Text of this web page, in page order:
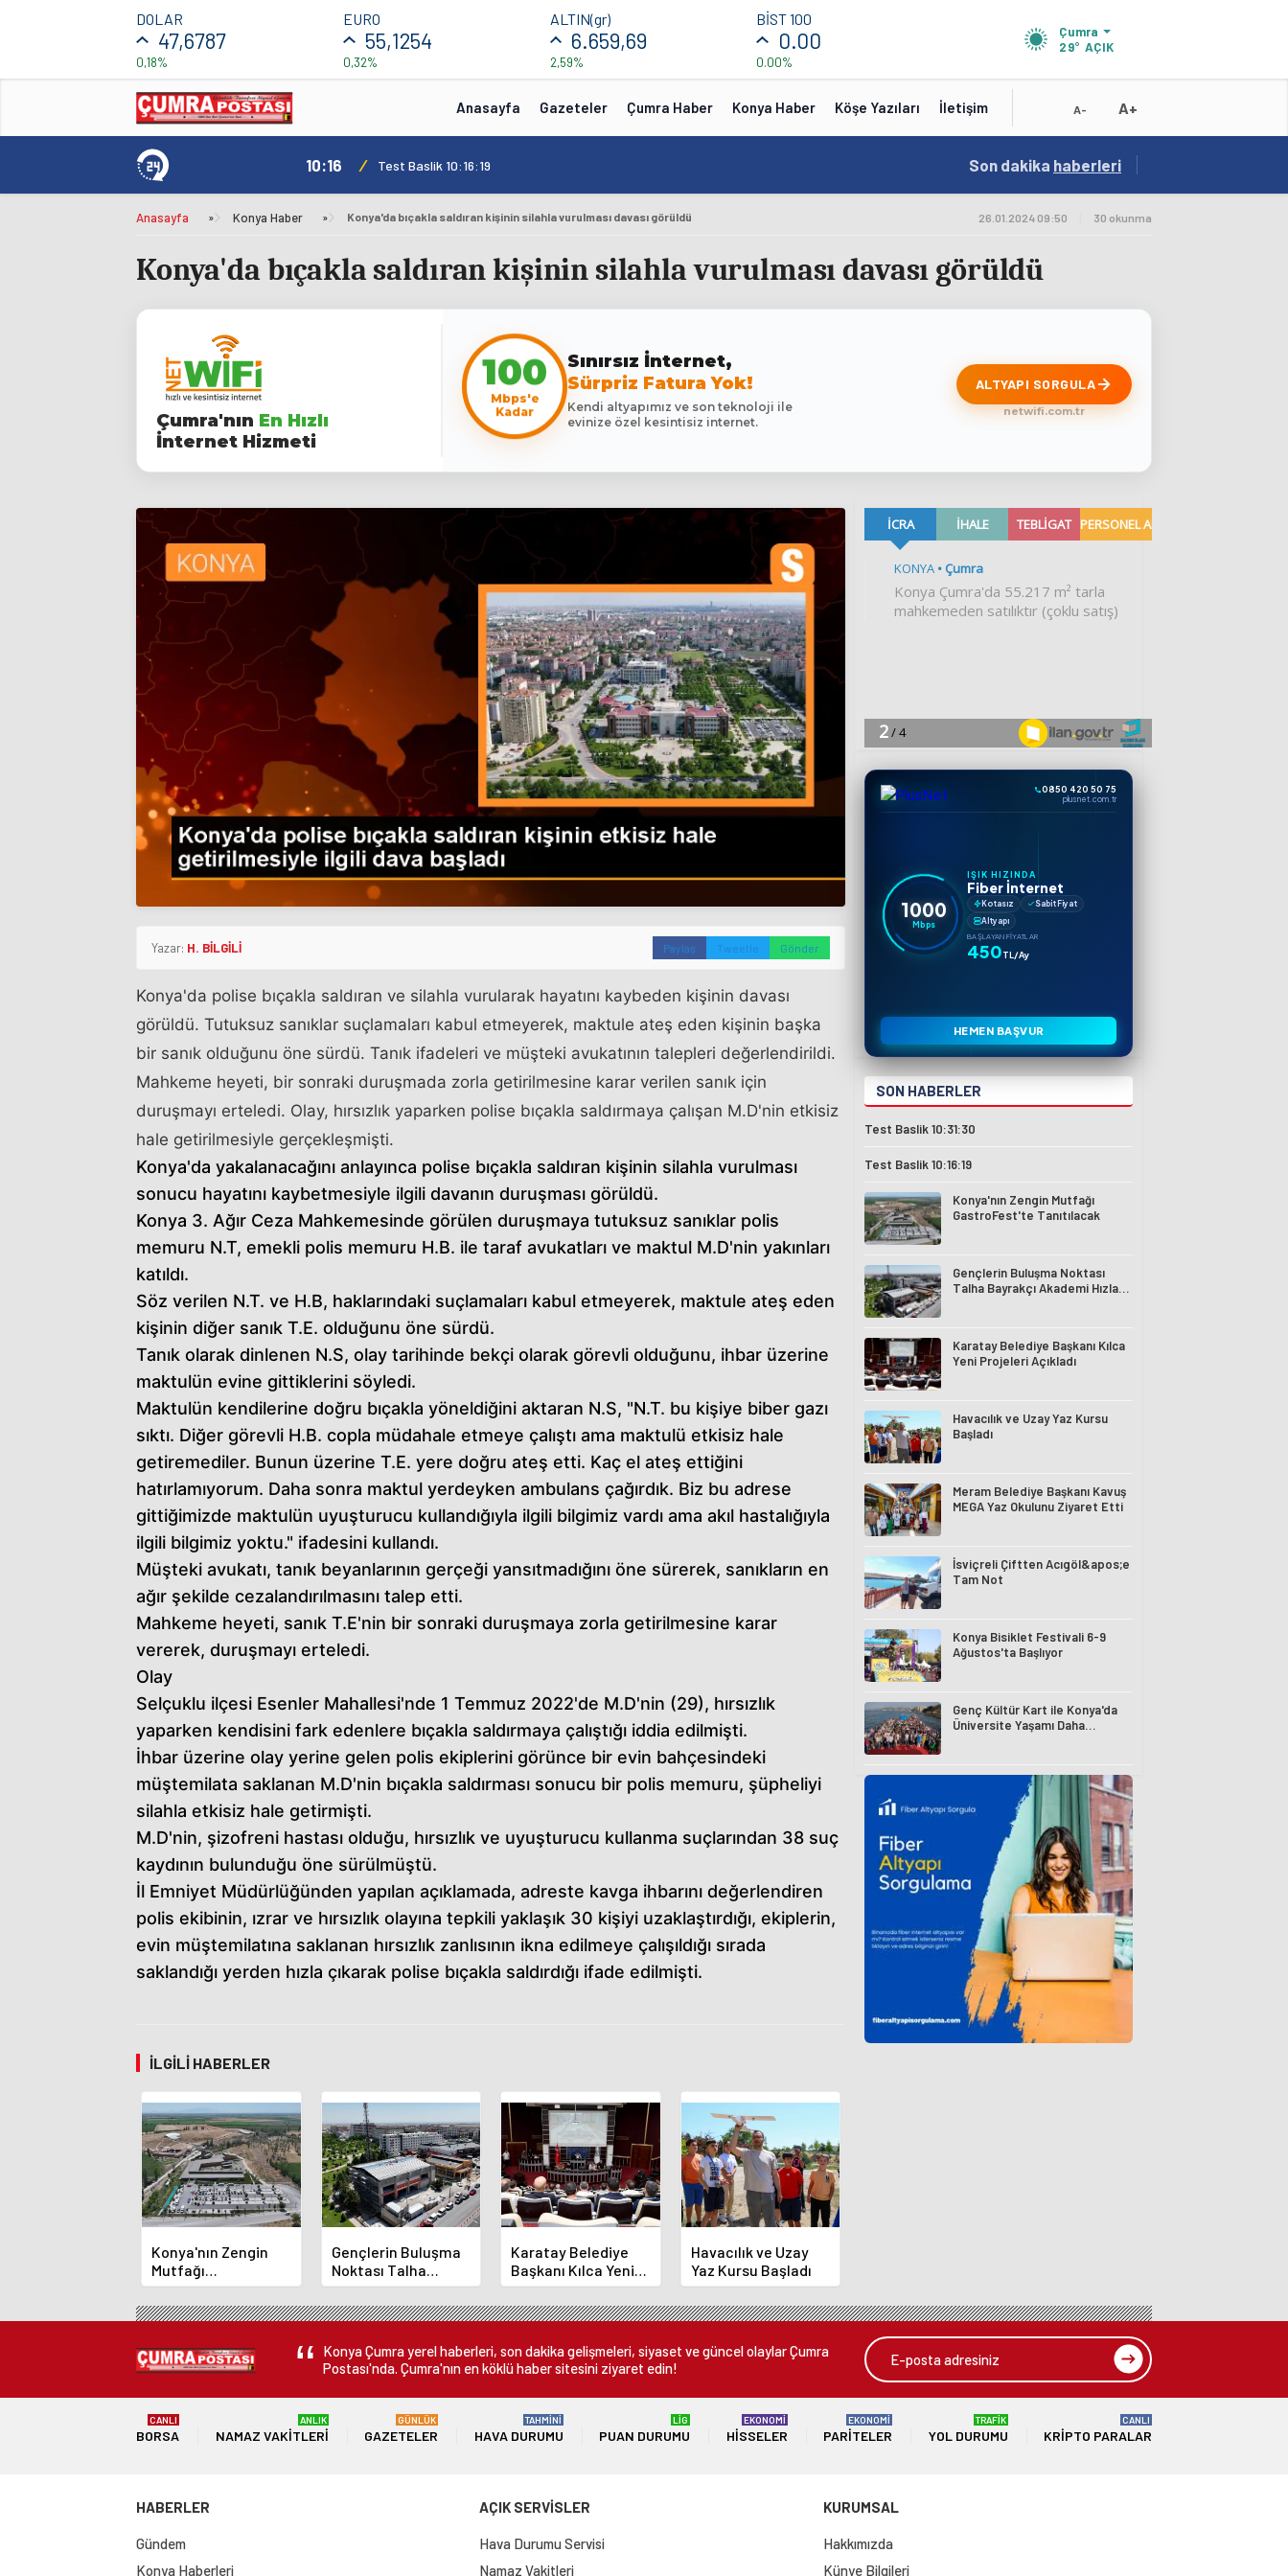
DOLAR
47,6787
0,18%
EURO
55,1254
0,32%
ALTIN(gr)
6.659,69
2,59%
BİST 100
0.00
0.00%
Çumra
29° AÇIK
Anasayfa Gazeteler Çumra Haber Konya Haber Köşe Yazıları İletişim A- A+
10:16 / Test Baslik 10:16:19 19:01 / Konya'nın Zengin Mutfağı GastroFest'te
Son dakika haberleri
Anasayfa » Konya Haber » Konya'da bıçakla saldıran kişinin silahla vurulması davası görüldü 26.01.2024 09:50 30 okunma
Konya'da bıçakla saldıran kişinin silahla vurulması davası görüldü
Çumra'nın En Hızlı
İnternet Hizmeti
100
Mbps'e
Kadar
Sınırsız İnternet,
Sürpriz Fatura Yok!
Kendi altyapımız ve son teknoloji ile
evinize özel kesintisiz internet.
ALTYAPI SORGULA
netwifi.com.tr
Yazar: H. BİLGİLİ Paylaş Tweetle Gönder
Konya'da polise bıçakla saldıran ve silahla vurularak hayatını kaybeden kişinin davası
görüldü. Tutuksuz sanıklar suçlamaları kabul etmeyerek, maktule ateş eden kişinin başka
bir sanık olduğunu öne sürdü. Tanık ifadeleri ve müşteki avukatının talepleri değerlendirildi.
Mahkeme heyeti, bir sonraki duruşmada zorla getirilmesine karar verilen sanık için
duruşmayı erteledi. Olay, hırsızlık yaparken polise bıçakla saldırmaya çalışan M.D'nin etkisiz
hale getirilmesiyle gerçekleşmişti.
Konya'da yakalanacağını anlayınca polise bıçakla saldıran kişinin silahla vurulması
sonucu hayatını kaybetmesiyle ilgili davanın duruşması görüldü.
Konya 3. Ağır Ceza Mahkemesinde görülen duruşmaya tutuksuz sanıklar polis
memuru N.T, emekli polis memuru H.B. ile taraf avukatları ve maktul M.D'nin yakınları
katıldı.
Söz verilen N.T. ve H.B, haklarındaki suçlamaları kabul etmeyerek, maktule ateş eden
kişinin diğer sanık T.E. olduğunu öne sürdü.
Tanık olarak dinlenen N.S, olay tarihinde bekçi olarak görevli olduğunu, ihbar üzerine
maktulün evine gittiklerini söyledi.
Maktulün kendilerine doğru bıçakla yöneldiğini aktaran N.S, "N.T. bu kişiye biber gazı
sıktı. Diğer görevli H.B. copla müdahale etmeye çalıştı ama maktulü etkisiz hale
getiremediler. Bunun üzerine T.E. yere doğru ateş etti. Kaç el ateş ettiğini
hatırlamıyorum. Daha sonra maktul yerdeyken ambulans çağırdık. Biz bu adrese
gittiğimizde maktulün uyuşturucu kullandığıyla ilgili bilgimiz vardı ama akıl hastalığıyla
ilgili bilgimiz yoktu." ifadesini kullandı.
Müşteki avukatı, tanık beyanlarının gerçeği yansıtmadığını öne sürerek, sanıkların en
ağır şekilde cezalandırılmasını talep etti.
Mahkeme heyeti, sanık T.E'nin bir sonraki duruşmaya zorla getirilmesine karar
vererek, duruşmayı erteledi.
Olay
Selçuklu ilçesi Esenler Mahallesi'nde 1 Temmuz 2022'de M.D'nin (29), hırsızlık
yaparken kendisini fark edenlere bıçakla saldırmaya çalıştığı iddia edilmişti.
İhbar üzerine olay yerine gelen polis ekiplerini görünce bir evin bahçesindeki
müştemilata saklanan M.D'nin bıçakla saldırması sonucu bir polis memuru, şüpheliyi
silahla etkisiz hale getirmişti.
M.D'nin, şizofreni hastası olduğu, hırsızlık ve uyuşturucu kullanma suçlarından 38 suç
kaydının bulunduğu öne sürülmüştü.
İl Emniyet Müdürlüğünden yapılan açıklamada, adreste kavga ihbarını değerlendiren
polis ekibinin, ızrar ve hırsızlık olayına tepkili yaklaşık 30 kişiyi uzaklaştırdığı, ekiplerin,
evin müştemilatına saklanan hırsızlık zanlısının ikna edilmeye çalışıldığı sırada
saklandığı yerden hızla çıkarak polise bıçakla saldırdığı ifade edilmişti.
İLGILI HABERLER
Konya'nın Zengin
Mutfağı
GastroFest'te
Tanıtılacak
Gençlerin Buluşma
Noktası Talha
Bayrakçı Akademi
Hızla Yükseliyor
Karatay Belediye
Başkanı Kılca Yeni
Projeleri Açıkladı
Havacılık ve Uzay
Yaz Kursu Başladı
0850 420 50 75
plusnet.com.tr
1000
Mbps
IŞIK HIZINDA
Fiber İnternet
Kotasız
Sabit Fiyat
Altyapı
BAŞLAYAN FIYATLAR
450TL/Ay
HEMEN BAŞVUR
SON HABERLER
Test Baslik 10:31:30
Test Baslik 10:16:19
Konya'nın Zengin Mutfağı
GastroFest'te Tanıtılacak
Gençlerin Buluşma Noktası
Talha Bayrakçı Akademi Hızla
Karatay Belediye Başkanı Kılca
Yeni Projeleri Açıkladı
Havacılık ve Uzay Yaz Kursu
Başladı
Meram Belediye Başkanı Kavuş
MEGA Yaz Okulunu Ziyaret Etti
İsviçreli Çiftten Acıgöl&apos;e
Tam Not
Konya Bisiklet Festivali 6-9
Ağustos'ta Başlıyor
Genç Kültür Kart ile Konya'da
Üniversite Yaşamı Daha
Konya Çumra yerel haberleri, son dakika gelişmeleri, siyaset ve güncel olaylar Çumra
Postası'nda. Çumra'nın en köklü haber sitesini ziyaret edin!
BORSA
CANLI
NAMAZ VAKITLERI
ANLIK
GAZETELER
GÜNLÜK
HAVA DURUMU
TAHMİNİ
PUAN DURUMU
LİG
HISSELER
EKONOMİ
PARITELER
EKONOMİ
YOL DURUMU
TRAFİK
KRIPTO PARALAR
CANLI
HABERLER
Gündem
Konya Haberleri
AÇIK SERVİSLER
Hava Durumu Servisi
Namaz Vakitleri
KURUMSAL
Hakkımızda
Künye Bilgileri